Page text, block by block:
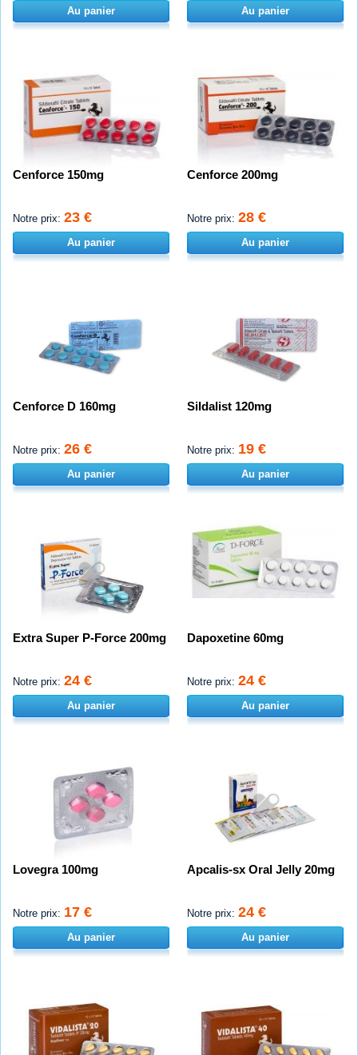
Au panier Au panier
Cenforce 150mg
Notre prix: 23 €
Au panier
Cenforce 200mg
Notre prix: 28 €
Au panier
Cenforce D 160mg
Notre prix: 26 €
Au panier
Sildalist 120mg
Notre prix: 19 €
Au panier
Extra Super P-Force 200mg
Notre prix: 24 €
Au panier
Dapoxetine 60mg
Notre prix: 24 €
Au panier
Lovegra 100mg
Notre prix: 17 €
Au panier
Apcalis-sx Oral Jelly 20mg
Notre prix: 24 €
Au panier